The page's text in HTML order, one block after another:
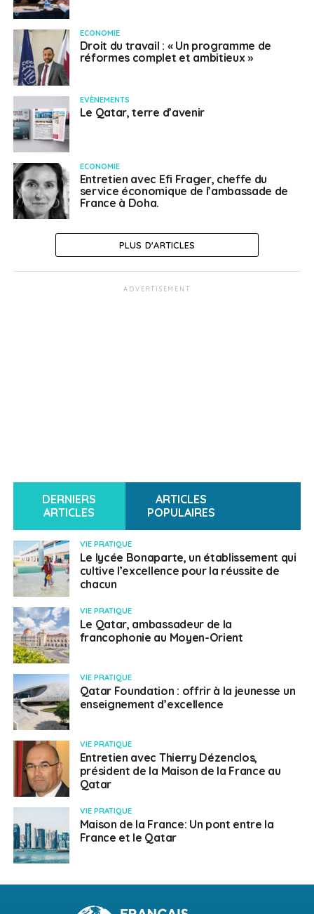
ECONOMIE
Droit du travail : « Un programme de
réformes complet et ambitieux »
EVÈNEMENTS
Le Qatar, terre d’avenir
ECONOMIE
Entretien avec Efi Frager, cheffe du
service économique de l’ambassade de
France à Doha.
PLUS D'ARTICLES
ADVERTISEMENT
DERNIERS
ARTICLES
ARTICLES
POPULAIRES
VIE PRATIQUE
Le lycée Bonaparte, un établissement qui
cultive l’excellence pour la réussite de
chacun
VIE PRATIQUE
Le Qatar, ambassadeur de la
francophonie au Moyen-Orient
VIE PRATIQUE
Qatar Foundation : offrir à la jeunesse un
enseignement d’excellence
VIE PRATIQUE
Entretien avec Thierry Dézenclos,
président de la Maison de la France au
Qatar
VIE PRATIQUE
Maison de la France: Un pont entre la
France et le Qatar